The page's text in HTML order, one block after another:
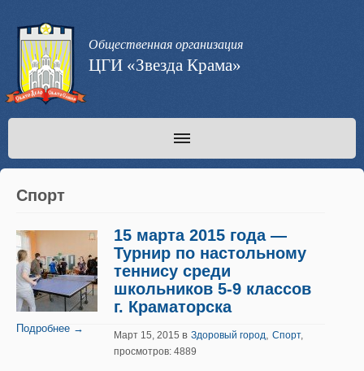
Общественная организация
ЦГИ «Звезда Крама»
Спорт
Подробнее →
15 марта 2015 года —
Турнир по настольному
теннису среди
школьников 5-9 классов
г. Краматорска
Март 15, 2015 в Здоровый город, Спорт,
просмотров: 4889